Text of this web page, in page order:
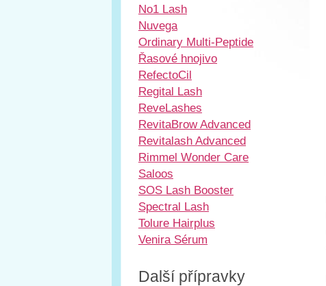
No1 Lash
Nuvega
Ordinary Multi-Peptide
Řasové hnojivo
RefectoCil
Regital Lash
ReveLashes
RevitaBrow Advanced
Revitalash Advanced
Rimmel Wonder Care
Saloos
SOS Lash Booster
Spectral Lash
Tolure Hairplus
Venira Sérum
Další přípravky